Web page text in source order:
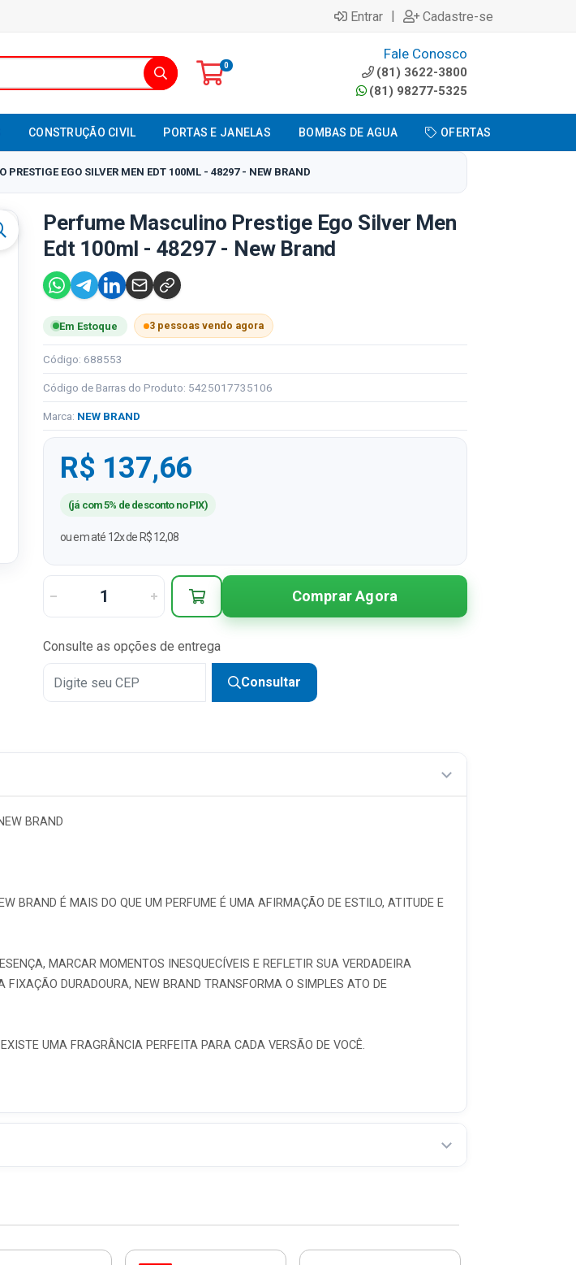
Entrar | Cadastre-se
0
Fale Conosco
(81) 3622-3800
(81) 98277-5325
CONSTRUÇÃO CIVIL PORTAS E JANELAS BOMBAS DE AGUA OFERTAS
PRESTIGE EGO SILVER MEN EDT 100ML - 48297 - NEW BRAND
Perfume Masculino Prestige Ego Silver Men
Edt 100ml - 48297 - New Brand
Em Estoque 3 pessoas vendo agora
Código: 688553
Código de Barras do Produto: 5425017735106
Marca: NEW BRAND
R$ 137,66
(já com 5% de desconto no PIX)
ou em até 12x de R$ 12,08
Comprar Agora
Consulte as opções de entrega
Consultar
BRAND
BRAND É MAIS DO QUE UM PERFUME É UMA AFIRMAÇÃO DE ESTILO, ATITUDE E
MARCAR MOMENTOS INESQUECÍVEIS E REFLETIR SUA VERDADEIRA
DURADOURA, NEW BRAND TRANSFORMA O SIMPLES ATO DE
UMA FRAGRÂNCIA PERFEITA PARA CADA VERSÃO DE VOCÊ.